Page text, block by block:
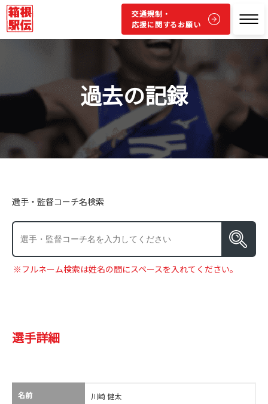
交通規制・
応援に関するお願い
過去の記録
選手・監督コーチ名検索
※フルネーム検索は姓名の間にスペースを入れてください。
選手詳細
名前 川崎 健太